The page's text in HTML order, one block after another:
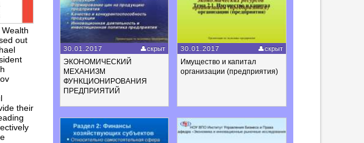
out
their
30.01.2017 скрыт
ЭКОНОМИЧЕСКИЙ
МЕХАНИЗМ
ФУНКЦИОНИРОВАНИЯ
ПРЕДПРИЯТИЙ
30.01.2017 скрыт
Имущество и капитал
организации (предприятия)